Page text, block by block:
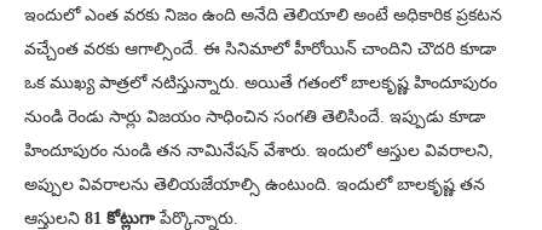
ఇందులో ఎంత వరకు నిజం ఉంది అనేది తెలియాలి అంటే అధికారిక ప్రకటన
వచ్చేంత వరకు ఆగాల్సిందే. ఈ సినిమాలో హీరోయిన్ చాందిని చౌదరి కూడా
ఒక ముఖ్య పాత్రలో నటిస్తున్నారు. అయితే గతంలో బాలకృష్ణ హిందూపురం
నుండి రెండు సార్లు విజయం సాధించిన సంగతి తెలిసిందే. ఇప్పుడు కూడా
హిందూపురం నుండి తన నామినేషన్ వేశారు. ఇందులో ఆస్తుల వివరాలని,
అప్పుల వివరాలను తెలియజేయాల్సి ఉంటుంది. ఇందులో బాలకృష్ణ తన
ఆస్తులని 81 కోట్లుగాపేర్కొన్నారు.